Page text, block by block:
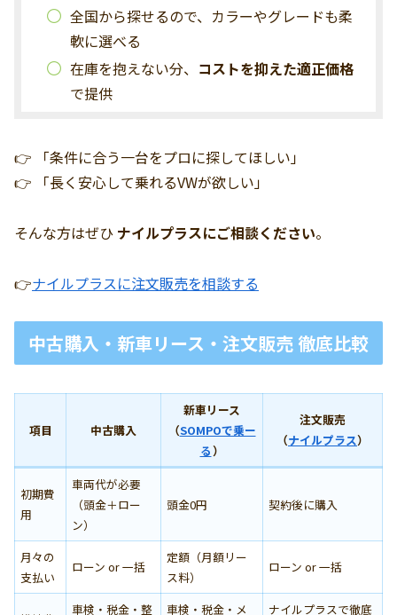
全国から探せるので、カラーやグレードも柔
軟に選べる
在庫を抱えない分、 コストを抑えた適正価格
で提供
👉 「条件に合う一台をプロに探してほしい」
👉 「長く安心して乗れるVWが欲しい」
そんな方はぜひ ナイルプラスにご相談ください。
👉ナイルプラスに注文販売を相談する
中古購入・新車リース・注文販売 徹底比較
項目 中古購入
新車リース
（SOMPOで乗ー
る）
注文販売
（ナイルプラス）
初期費
用
車両代が必要
（頭金＋ロー
ン）
頭金0円 契約後に購入
月々の
支払い
ローン or 一括
定額（月額リー
ス料）
ローン or 一括
車検・税金・整
車検・税金・メ
ナイルプラスで徹底